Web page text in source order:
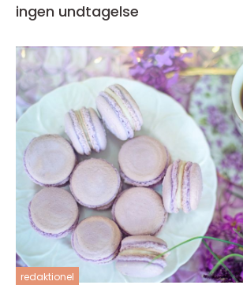
ingen undtagelse
redaktionel